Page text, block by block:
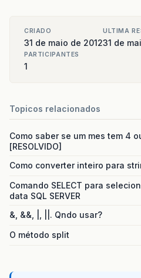
CRIADO
31 de maio de 2012
ULTIMA
31 de
PARTICIPANTES
1
Topicos relacionados
Como saber se um mes tem 4
[RESOLVIDO]
Como converter inteiro para
Comando SELECT para
data SQL SERVER
&, &&, |, ||. Qndo usar?
O método split